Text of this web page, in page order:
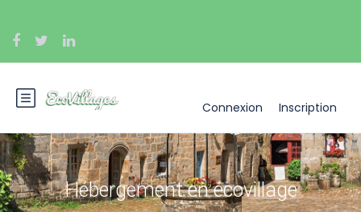
Connexion Inscription
Hébergement en écovillage